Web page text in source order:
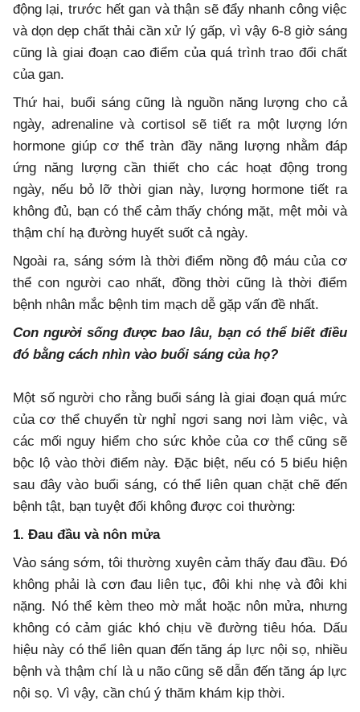
động lại, trước hết gan và thận sẽ đẩy nhanh công việc
và dọn dẹp chất thải cần xử lý gấp, vì vậy 6-8 giờ sáng
cũng là giai đoạn cao điểm của quá trình trao đổi chất
của gan.
Thứ hai, buổi sáng cũng là nguồn năng lượng cho cả
ngày, adrenaline và cortisol sẽ tiết ra một lượng lớn
hormone giúp cơ thể tràn đầy năng lượng nhằm đáp
ứng năng lượng cần thiết cho các hoạt động trong
ngày, nếu bỏ lỡ thời gian này, lượng hormone tiết ra
không đủ, bạn có thể cảm thấy chóng mặt, mệt mỏi và
thậm chí hạ đường huyết suốt cả ngày.
Ngoài ra, sáng sớm là thời điểm nồng độ máu của cơ
thể con người cao nhất, đồng thời cũng là thời điểm
bệnh nhân mắc bệnh tim mạch dễ gặp vấn đề nhất.
Con người sống được bao lâu, bạn có thể biết điều
đó bằng cách nhìn vào buổi sáng của họ?
Một số người cho rằng buổi sáng là giai đoạn quá mức
của cơ thể chuyển từ nghỉ ngơi sang nơi làm việc, và
các mối nguy hiểm cho sức khỏe của cơ thể cũng sẽ
bộc lộ vào thời điểm này. Đặc biệt, nếu có 5 biểu hiện
sau đây vào buổi sáng, có thể liên quan chặt chẽ đến
bệnh tật, bạn tuyệt đối không được coi thường:
1. Đau đầu và nôn mửa
Vào sáng sớm, tôi thường xuyên cảm thấy đau đầu. Đó
không phải là cơn đau liên tục, đôi khi nhẹ và đôi khi
nặng. Nó thể kèm theo mờ mắt hoặc nôn mửa, nhưng
không có cảm giác khó chịu về đường tiêu hóa. Dấu
hiệu này có thể liên quan đến tăng áp lực nội sọ, nhiều
bệnh và thậm chí là u não cũng sẽ dẫn đến tăng áp lực
nội sọ. Vì vậy, cần chú ý thăm khám kịp thời.